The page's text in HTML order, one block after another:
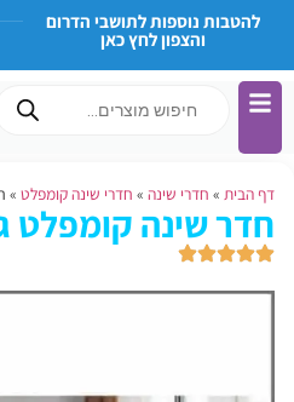
להטבות נוספות לתושבי הדרום
והצפון לחץ כאן
דף הבית » חדרי שינה » חדרי שינה קומפלט »
חדר שינה קומפלט